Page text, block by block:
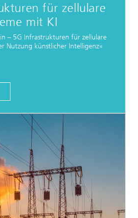
für zellulare
mit KI
– 5G Infrastrukturen für zellulare
Nutzung künstlicher Intelligenz«